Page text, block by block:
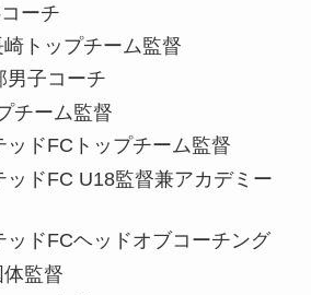
ーチ
トップチーム監督
男子コーチ
チーム監督
ッドFCトップチーム監督
ッドFC U18監督兼アカデミー
ッドFCヘッドオブコーチング
監督